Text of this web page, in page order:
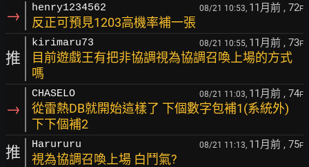
→ henry1234562 08/21 10:53, 11月前 , 72F
反正可預見1203高機率補一張
推
kirimaru73 08/21 10:55, 11月前 , 73F
目前遊戲王有把非協調視為協調召喚上場的方式
嗎
→
CHASELO 08/21 11:03, 11月前 , 74F
從雷熱DB就開始這樣了 下個數字包補1(系統外)
下下個補2
推 Harururu 08/21 11:13, 11月前 , 75F
視為協調召喚上場 白鬥氣?